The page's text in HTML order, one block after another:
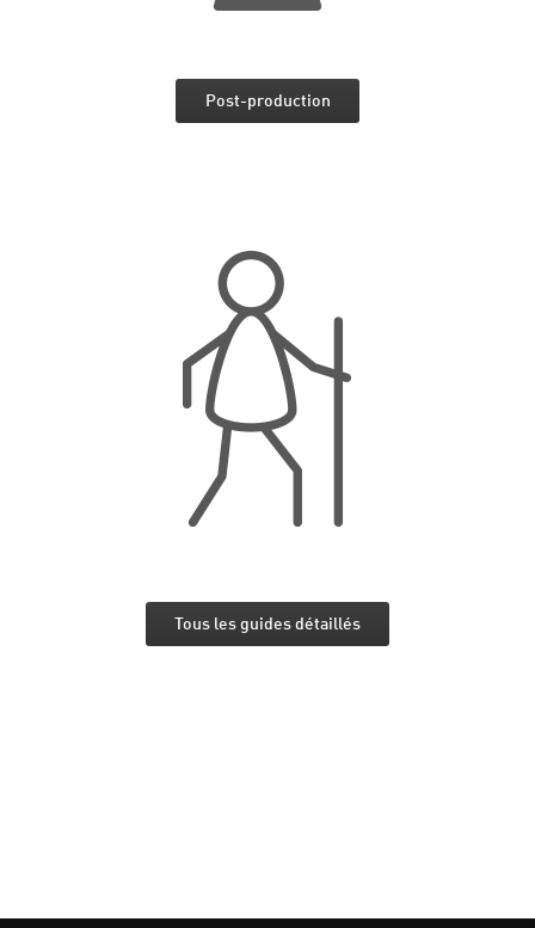
Post-production
Tous les guides détaillés